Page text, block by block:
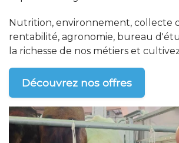
Nutrition, environnement, collecte
rentabilité, agronomie, bureau
la richesse de nos métiers et
Découvrez nos offres